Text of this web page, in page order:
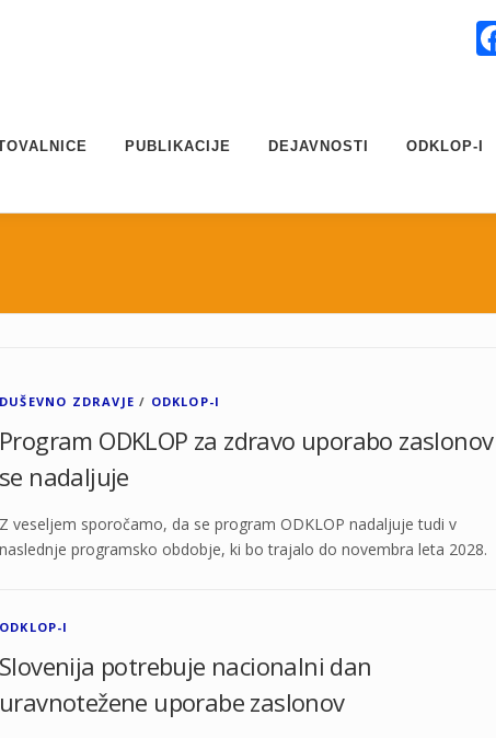
PUBLIKACIJE DEJAVNOSTI ODKLOP-I
DUŠEVNO ZDRAVJE / ODKLOP-I
Program ODKLOP za zdravo uporabo zaslonov
se nadaljuje
Z veseljem sporočamo, da se program ODKLOP nadaljuje tudi v
naslednje programsko obdobje, ki bo trajalo do novembra leta 2028.
ODKLOP-I
Slovenija potrebuje nacionalni dan
uravnotežene uporabe zaslonov